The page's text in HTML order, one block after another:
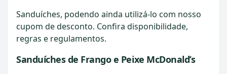
Sanduíches, podendo ainda utilizá-lo com nosso
cupom de desconto. Confira disponibilidade,
regras e regulamentos.
Sanduíches de Frango e Peixe McDonald’s